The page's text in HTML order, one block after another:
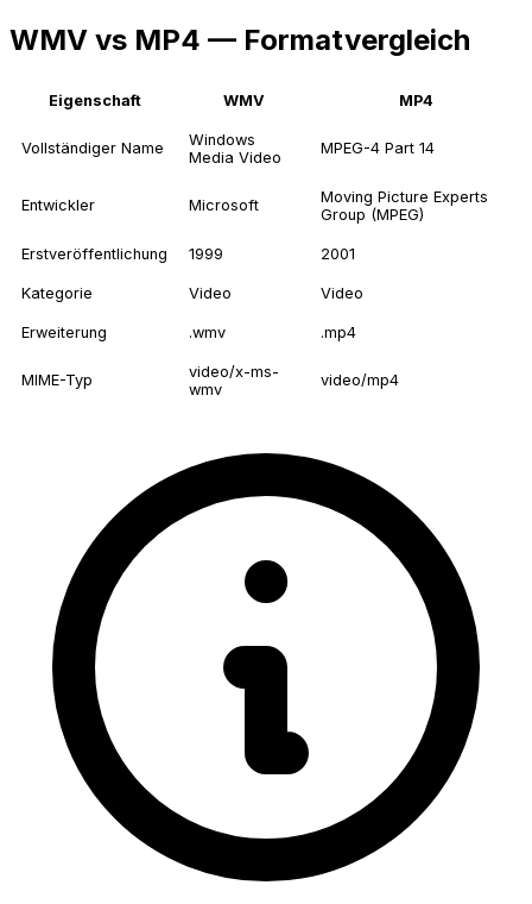
WMV vs MP4 — Formatvergleich
Eigenschaft WMV MP4
Vollständiger Name
Windows
Media Video
MPEG-4 Part 14
Entwickler Microsoft
Moving Picture Experts
Group (MPEG)
Erstveröffentlichung 1999 2001
Kategorie Video Video
Erweiterung .wmv .mp4
MIME-Typ
video/x-ms-
wmv
video/mp4